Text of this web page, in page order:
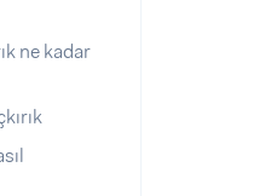
ne kadar